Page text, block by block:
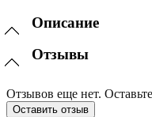
Описание
Отзывы
Отзывов еще нет.
Оставить отзыв